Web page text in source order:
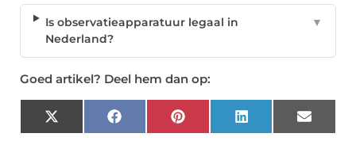
Is observatieapparatuur legaal in
Nederland?
▼
Goed artikel? Deel hem dan op:
X
(Twitter)
Facebook Pinterest LinkedIn Email